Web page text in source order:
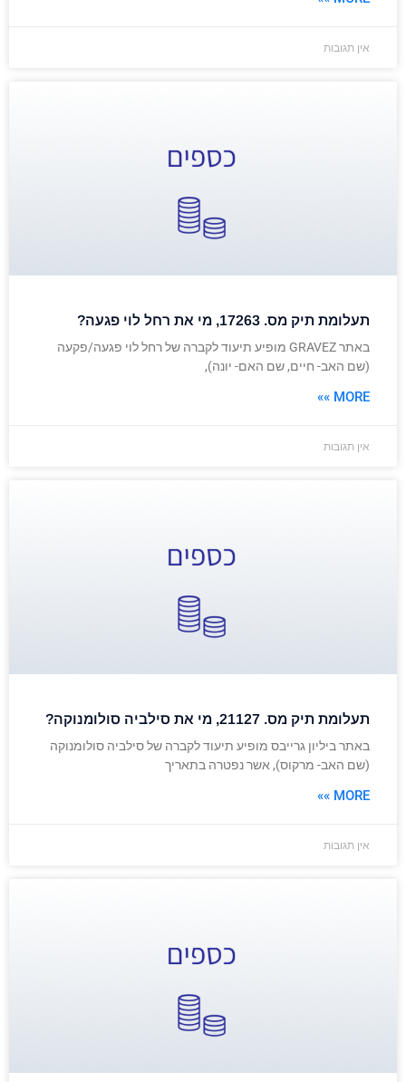
אין תגובות
תעלומת תיק מס. 17263, מי את רחל לוי פגעה?
באתר GRAVEZ מופיע תיעוד לקברה של רחל לוי פגעה/פקעה
(שם האב- חיים, שם האם- יונה),
MORE »»
אין תגובות
תעלומת תיק מס. 21127, מי את סילביה סולומנוקה?
באתר ביליון גרייבס מופיע תיעוד לקברה של סילביה סולומנוקה
(שם האב- מרקוס), אשר נפטרה בתאריך
MORE »»
אין תגובות